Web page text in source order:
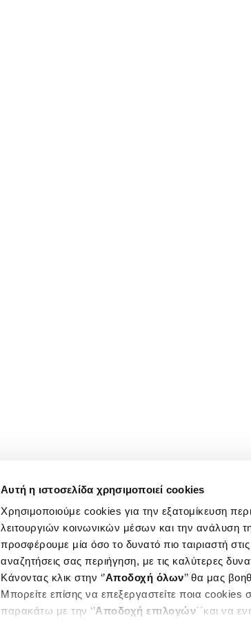
Αυτή η ιστοσελίδα χρησιμοποιεί cookies
Χρησιμοποιούμε cookies για την εξατομίκευση
λειτουργιών κοινωνικών μέσων και την ανάλυση
προσφέρουμε μία όσο το δυνατό πιο ταιριαστή
αναζητήσεις σας περιήγηση, με τις καλύτερες
Κάνοντας κλικ στην ‘’Αποδοχή όλων’’ θα μας
Μπορείτε επίσης να επεξεργαστείτε ποια cookies
παρακάτω με την ‘’Αποδοχή επιλογών΄΄και να